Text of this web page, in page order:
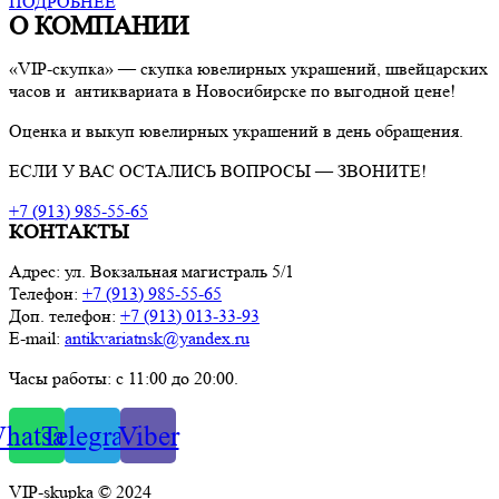
О КОМПАНИИ
«VIP-скупка» — скупка ювелирных украшений, швейцарских
часов и антиквариата в Новосибирске по выгодной цене!
Оценка и выкуп ювелирных украшений в день обращения.
ЕСЛИ У ВАС ОСТАЛИСЬ ВОПРОСЫ — ЗВОНИТЕ!
+7 (913) 985-55-65
КОНТАКТЫ
Адрес: ул. Вокзальная магистраль 5/1
Телефон: +7 (913) 985-55-65
Доп. телефон: +7 (913) 013-33-93
E-mail: antikvariatnsk@yandex.ru
Часы работы: с 11:00 до 20:00.
TelegramViber
VIP-skupka © 2024